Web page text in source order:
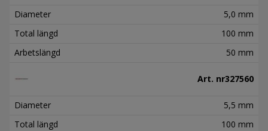
Diameter
5,0 mm
Total längd
100 mm
Arbetslängd
50 mm
Art. nr327560
Diameter
5,5 mm
Total längd
100 mm